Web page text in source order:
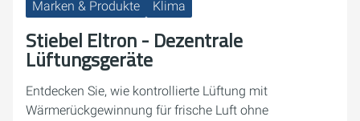
Marken & Produkte Klima
Stiebel Eltron - Dezentrale
Lüftungsgeräte
Entdecken Sie, wie kontrollierte Lüftung mit
Wärmerückgewinnung für frische Luft ohne